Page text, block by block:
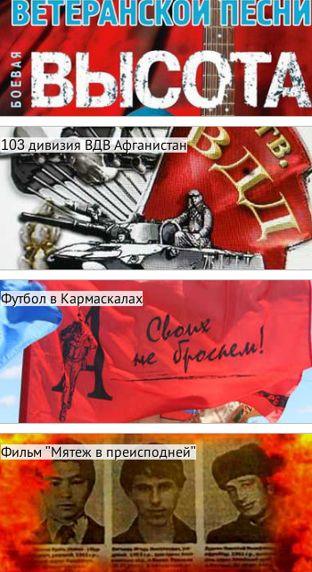
103 дивизия ВДВ Афганистан
Футбол в Кармаскалах
Фильм "Мятеж в преисподней"